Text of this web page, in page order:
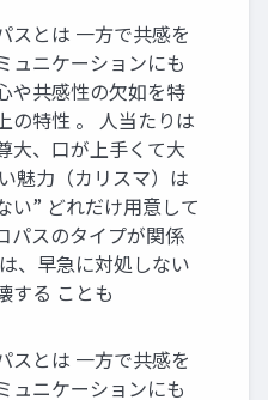
スとは 一方で共感を
ュニケーションにも
や共感性の欠如を特
の特性 。 人当たりは
大、口が上手くて大
魅力（カリスマ）は
い” どれだけ用意して
パスのタイプが関係
、早急に対処しない
する ことも
スとは 一方で共感を
ュニケーションにも